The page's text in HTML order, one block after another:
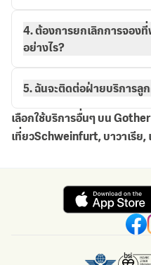
4. ต้องการยกเลิกการจอง
อย่างไร?
5. ฉันจะติดต่อฝ่ายบริการลู
เลือกใช้บริการอื่นๆ บน
เที่ยวSchweinfurt, บาวาเรีย,